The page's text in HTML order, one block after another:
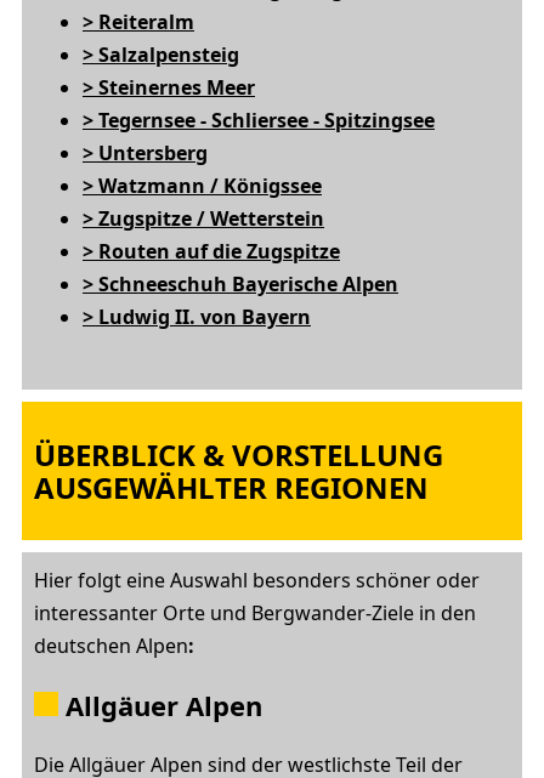
> Reiteralm
> Salzalpensteig
> Steinernes Meer
> Tegernsee - Schliersee - Spitzingsee
> Untersberg
> Watzmann / Königssee
> Zugspitze / Wetterstein
> Routen auf die Zugspitze
> Schneeschuh Bayerische Alpen
> Ludwig II. von Bayern
ÜBERBLICK & VORSTELLUNG
AUSGEWÄHLTER REGIONEN
Hier folgt eine Auswahl besonders schöner oder
interessanter Orte und Bergwander-Ziele in den
deutschen Alpen:
Allgäuer Alpen
Die Allgäuer Alpen sind der westlichste Teil der